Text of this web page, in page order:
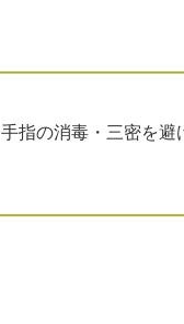
指の消毒・三密を避